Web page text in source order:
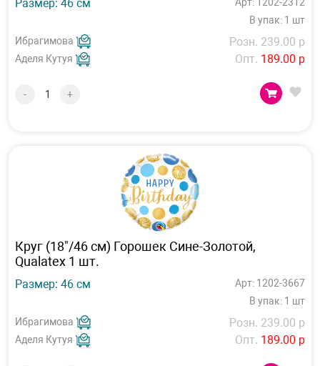
Размер: 46 см
В упак: 1 шт
Ибрагимова
Аделя Кутуя
Розн. 239.00 р
Опт. 189.00 р
- +
Круг (18"/46 см) Горошек Сине-Золотой,
Qualatex 1 шт.
Размер: 46 см
Арт: 1202-3667
В упак: 1 шт
Ибрагимова
Аделя Кутуя
Розн. 239.00 р
Опт. 189.00 р